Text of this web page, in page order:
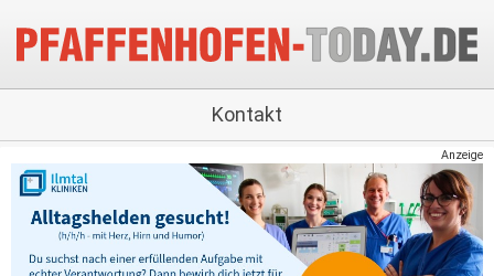
Kontakt
Anzeige